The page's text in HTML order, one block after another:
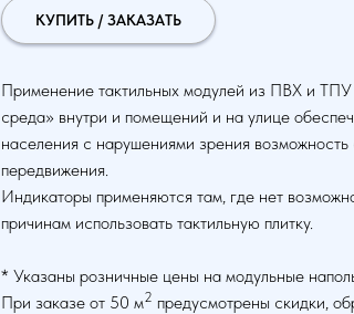
КУПИТЬ / ЗАКАЗАТЬ
Применение тактильных модулей из ПВХ и
среда» внутри и помещений и на улице
населения с нарушениями зрения возможность
передвижения.
Индикаторы применяются там, где нет
причинам использовать тактильную плитку.
* Указаны розничные цены на модульные
При заказе от 50 м2 предусмотрены скидки,